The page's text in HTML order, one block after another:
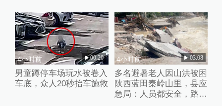
4小时前 00:20
男童蹲停车场玩水被卷入
车底，众人20秒抬车施救
4小时前 03:08
多名避暑老人因山洪被困
陕西蓝田秦岭山里，县应
急局：人员都安全，路暂